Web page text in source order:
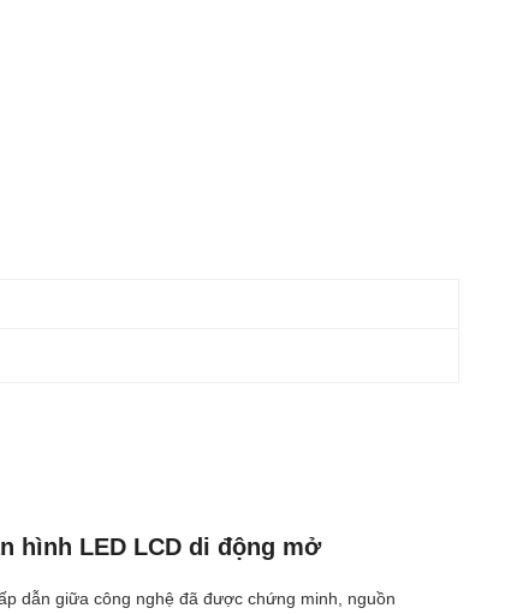
hình LED LCD di động mở
dẫn giữa công nghệ đã được chứng minh, nguồn